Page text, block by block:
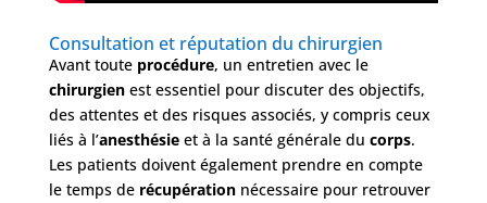
Consultation et réputation du chirurgien
Avant toute procédure, un entretien avec le
chirurgienest essentiel pour discuter des objectifs,
des attentes et des risques associés, y compris ceux
liés à l’anesthésieet à la santé générale du corps.
Les patients doivent également prendre en compte
le temps de récupérationnécessaire pour retrouver